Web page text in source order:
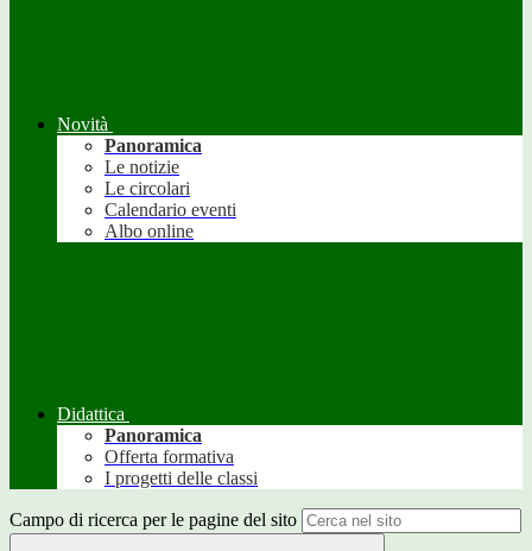
Novità
Panoramica
Le notizie
Le circolari
Calendario eventi
Albo online
Didattica
Panoramica
Offerta formativa
I progetti delle classi
Campo di ricerca per le pagine del sito